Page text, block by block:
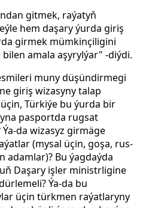
gitmek, raýatyň
hem daşary ýurda giriş
girmek mümkinçiligini
amala aşyrylýar" -diýdi.
muny düşündirmegi
giriş wizasyny talap
Türkiýe bu ýurda bir
pasportda rugsat
da wizasyz girmäge
(mysal üçin, goşa, rus-
adamlar)? Bu ýagdaýda
Daşary işler ministrligine
Ýa-da bu
üçin türkmen raýatlaryny